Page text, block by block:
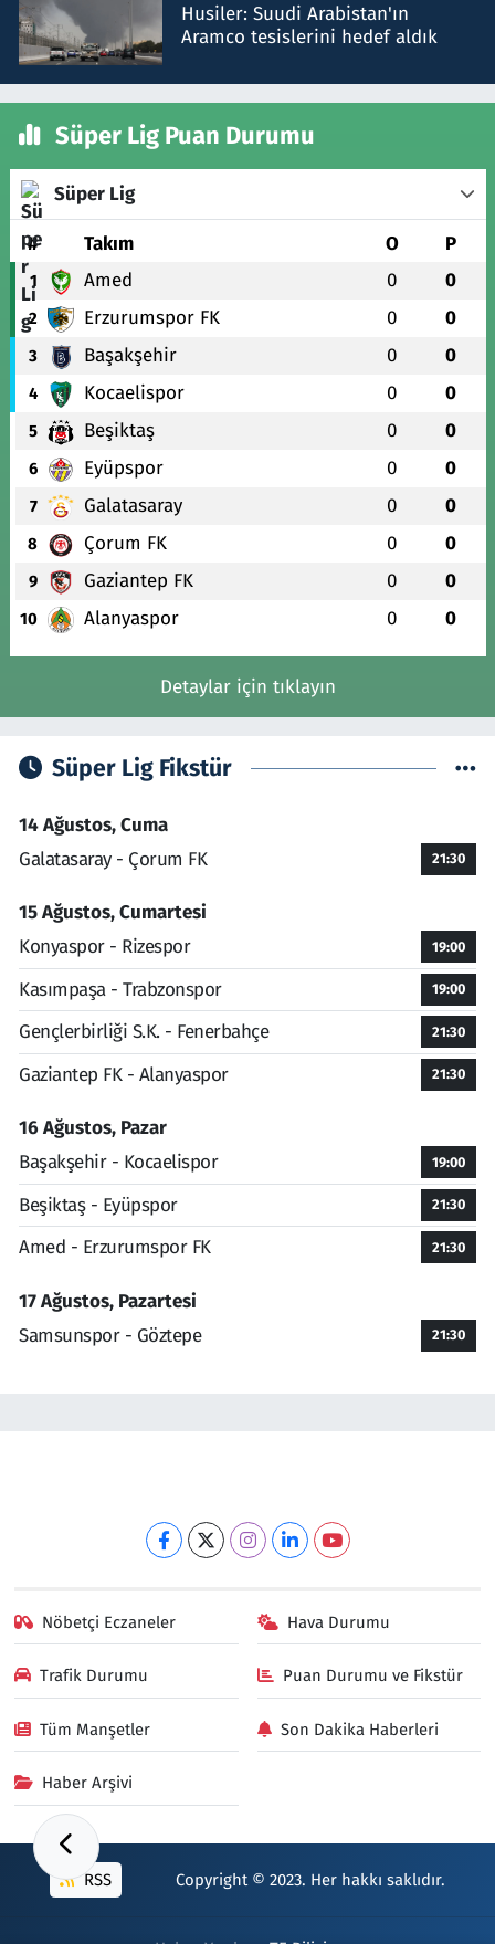
Husiler: Suudi Arabistan'ın
Aramco tesislerini hedef aldık
Süper Lig Puan Durumu
Süper Lig
# Takım O P
1 Amed 0 0
2 Erzurumspor FK 0 0
3 Başakşehir 0 0
4 Kocaelispor 0 0
5 Beşiktaş 0 0
6 Eyüpspor 0 0
7 Galatasaray 0 0
8 Çorum FK 0 0
9 Gaziantep FK 0 0
10 Alanyaspor 0 0
Detaylar için tıklayın
Süper Lig Fikstür
14 Ağustos, Cuma
Galatasaray - Çorum FK
21:30
15 Ağustos, Cumartesi
Konyaspor - Rizespor
19:00
Kasımpaşa - Trabzonspor 19:00
Gençlerbirliği S.K. - Fenerbahçe 21:30
Gaziantep FK - Alanyaspor 21:30
16 Ağustos, Pazar
Başakşehir - Kocaelispor
19:00
Beşiktaş - Eyüpspor 21:30
Amed - Erzurumspor FK 21:30
17 Ağustos, Pazartesi
Samsunspor - Göztepe
21:30
Nöbetçi Eczaneler Hava Durumu
Trafik Durumu Puan Durumu ve Fikstür
Tüm Manşetler Son Dakika Haberleri
Haber Arşivi
RSS Copyright © 2023. Her hakkı saklıdır.